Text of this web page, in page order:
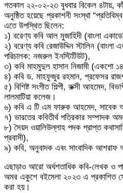
গতকাল ২২-০২-২৩ বুধবার বিকেল ৪টায়,
অনুষ্ঠিত হয়েছে প্রকাশনী সংস্থা
এতে উপস্থিত ছিলেন:
১) বরেণ্য কবি আল মুজাহিদী (বাংলা
২) বরেণ্য কবি রেজাউদ্দিন স্টালিন (বাংলা
পরিচালক: নজরুল ইনস্টিটিউট),
৩) কবি মাহমুদুল হাসান নিজামী (একশো
৪) কবি ড. মাহফুজুর রহমান, প্রফেসর
৫) বিশিষ্ট সংগীত শিল্পী, রুক্সী আহমেদ,
লালমাটিয়া কলেজ।
৬) কবি এ টি এম ফারুক আহমেদ, সাবেক
৭) ভারতের কবিতীর্থ পত্রিকার সম্পাদক
৮) সৈয়দ ওয়ালিউল্লাহ পদক প্রাপ্ত
প্রবাসী),
৯) কবি, অনুবাদক এবং সাংবাদিক আশরাফ
এছাড়াও আরো অর্ধশতাধিক কবি-লেখক ও
অমর একুশে বইমেলা ২০২৩ এ প্রকাশিত
করা হয়।